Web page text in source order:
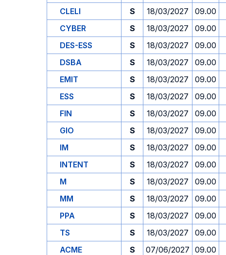
CLELI
S 18/03/2027 09.00
CYBER
S 18/03/2027 09.00
DES-ESS
S 18/03/2027 09.00
DSBA
S 18/03/2027 09.00
EMIT
S 18/03/2027 09.00
ESS
S 18/03/2027 09.00
FIN
S 18/03/2027 09.00
GIO
S 18/03/2027 09.00
IM
S 18/03/2027 09.00
INTENT
S 18/03/2027 09.00
M
S 18/03/2027 09.00
MM
S 18/03/2027 09.00
PPA
S 18/03/2027 09.00
TS
S 18/03/2027 09.00
ACME
S 07/06/2027 09.00